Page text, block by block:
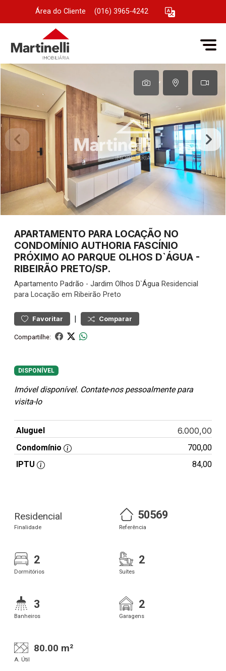
Área do Cliente (016) 3965-4242
APARTAMENTO PARA LOCAÇÃO NO
CONDOMÍNIO AUTHORIA FASCÍNIO
PRÓXIMO AO PARQUE OLHOS D`ÁGUA -
RIBEIRÃO PRETO/SP.
Apartamento Padrão - Jardim Olhos D`Água Residencial
para Locação em Ribeirão Preto
Favoritar | Comparar
Compartilhe:
DISPONÍVEL
Imóvel disponível. Contate-nos pessoalmente para
visita-lo
Aluguel 6.000,00
Condomínio
700,00
IPTU
84,00
Residencial
Finalidade
50569
Referência
2
Dormitórios
2
Suítes
3
Banheiros
2
Garagens
80.00 m²
A. Útil